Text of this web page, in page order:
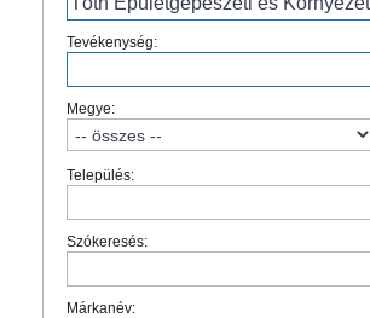
Tevékenység:
Megye:
Település:
Szókeresés:
Márkanév: